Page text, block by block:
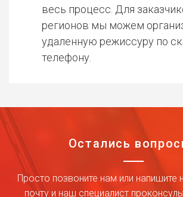
весь процесс. Для
регионов мы можем
удаленную режиссуру по
телефону.
Остались
Просто позвоните нам или напишите
почту и наш специалист